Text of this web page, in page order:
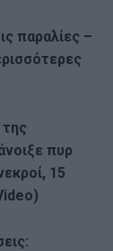
παραλίες –
πυρ
15